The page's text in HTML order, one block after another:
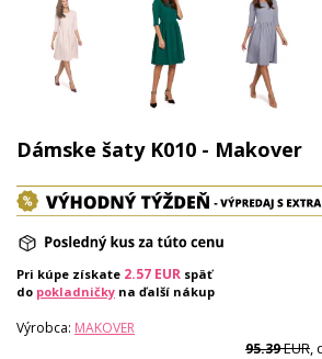
Dámske šaty K010 - Makover
Pri kúpe získate 2.57 EUR späť
do pokladničky na ďalší nákup
Výrobca: MAKOVER
95.39EUR,